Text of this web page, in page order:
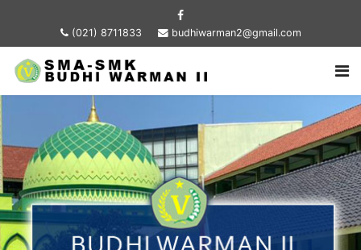
(021) 8711833 budhiwarman2@gmail.com